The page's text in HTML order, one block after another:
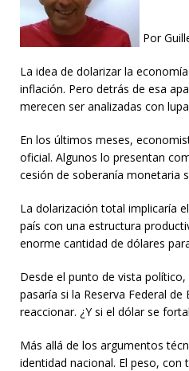
Por
La idea de dolarizar la
inflación. Pero detrás de esa
merecen ser analizadas con
En los últimos meses,
oficial. Algunos lo presentan
cesión de soberanía monetaria
La dolarización total implicaría
país con una estructura
enorme cantidad de dólares
Desde el punto de vista
pasaría si la Reserva Federal
reaccionar. ¿Y si el dólar se
Más allá de los argumentos
identidad nacional. El peso,